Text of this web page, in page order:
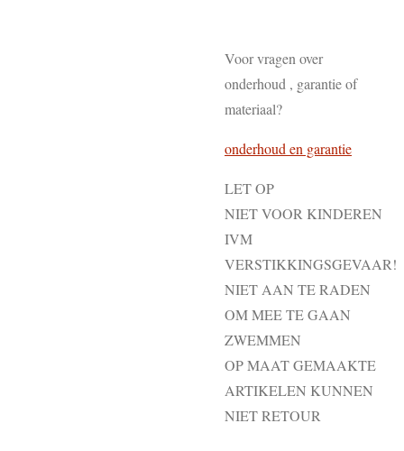
Voor vragen over
onderhoud , garantie of
materiaal?
onderhoud en garantie
LET OP
NIET VOOR KINDEREN
IVM
VERSTIKKINGSGEVAAR!
NIET AAN TE RADEN
OM MEE TE GAAN
ZWEMMEN
OP MAAT GEMAAKTE
ARTIKELEN KUNNEN
NIET RETOUR